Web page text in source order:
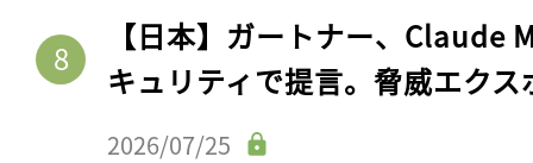
【日本】ガートナー、Claude
キュリティで提言。脅威エク
2026/07/25